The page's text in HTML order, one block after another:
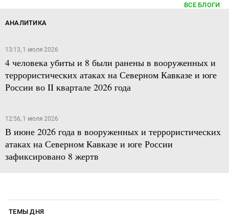
ВСЕ БЛОГИ
АНАЛИТИКА
13:13, 1 июля 2026
4 человека убиты и 8 были ранены в вооруженных и
террористических атаках на Северном Кавказе и юге
России во II квартале 2026 года
12:56, 1 июля 2026
В июне 2026 года в вооруженных и террористических
атаках на Северном Кавказе и юге России
зафиксировано 8 жертв
ТЕМЫ ДНЯ